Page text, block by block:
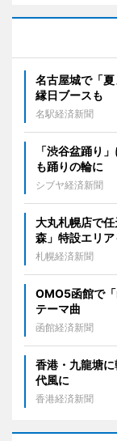
名古屋城で「
縁日ブースも
名駅経済新聞
「渋谷盆踊り
も踊りの輪に
シブヤ経済新聞
大丸札幌店で
森」特設エリア
札幌経済新聞
OMO5函館で
テーマ曲
函館経済新聞
香港・九龍塘
代風に
香港経済新聞